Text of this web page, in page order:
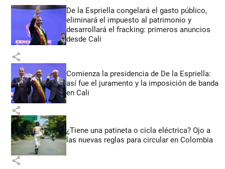
De la Espriella congelará el gasto público,
eliminará el impuesto al patrimonio y
desarrollará el fracking: primeros anuncios
desde Cali
share
Comienza la presidencia de De la Espriella:
así fue el juramento y la imposición de banda
en Cali
share
¿Tiene una patineta o cicla eléctrica? Ojo a
las nuevas reglas para circular en Colombia
share